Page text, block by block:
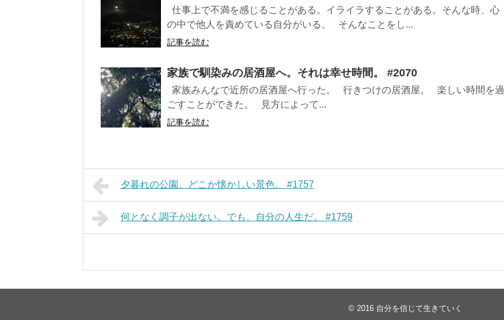
仕事上で不満を感じることがある。イライラすることがある。そんな時、心
の中で他人を責めている自分がいる。 そんなことをし...
記事を読む
家族で馴染みの居酒屋へ。それは幸せ時間。 #2070
家族みんなで近所の居酒屋へ行った。 行きつけの居酒屋。 楽しい時間を過
ごすことができた。 見方によって...
記事を読む
夕暮れの公園。どこか懐かしい景色。 #1757
何となく調子が出ない。でも、自分の人生だ。 #1759
© 2016 自分を信じて生きていく